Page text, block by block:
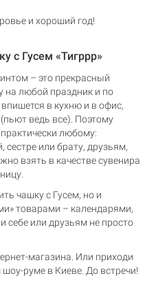
и хороший год!
с Гусем «Тигррр»
– это прекрасный
на любой праздник и по
в кухню и в офис,
ведь все). Поэтому
любому:
сестре или брату, друзьям,
взять в качестве сувенира
чашку с Гусем, но и
товарами – календарями,
себе или друзьям не просто
магазина. Или приходи
руме в Киеве. До встречи!